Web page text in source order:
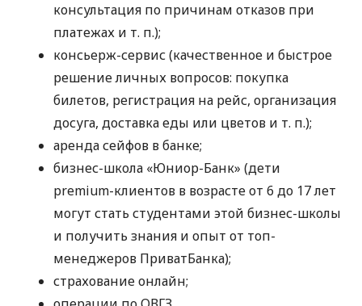
консультация по причинам отказов при
платежах и т. п.);
консьерж-сервис (качественное и быстрое
решение личных вопросов: покупка
билетов, регистрация на рейс, организация
досуга, доставка еды или цветов и т. п.);
аренда сейфов в банке;
бизнес-школа «Юниор-Банк» (дети
premium-клиентов в возрасте от 6 до 17 лет
могут стать студентами этой бизнес-школы
и получить знания и опыт от топ-
менеджеров ПриватБанка);
страхование онлайн;